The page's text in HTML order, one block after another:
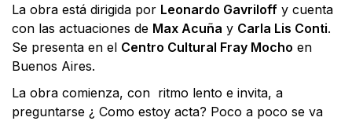
La obra está dirigida por Leonardo Gavriloff y cuenta
con las actuaciones de Max Acuña y Carla Lis Conti.
Se presenta en el Centro Cultural Fray Mocho en
Buenos Aires.
La obra comienza, con ritmo lento e invita, a
preguntarse ¿ Como estoy acta? Poco a poco se va